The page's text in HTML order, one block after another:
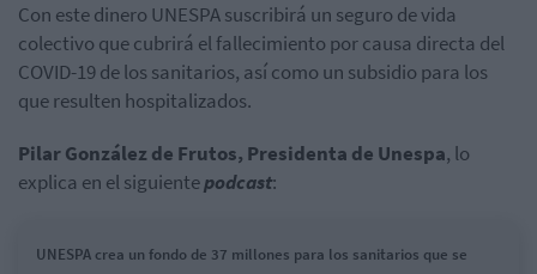
Con este dinero UNESPA suscribirá un seguro de vida
colectivo que cubrirá el fallecimiento por causa directa del
COVID-19 de los sanitarios, así como un subsidio para los
que resulten hospitalizados.
Pilar González de Frutos, Presidenta de Unespa, lo
explica en el siguientepodcast:
UNESPA crea un fondo de 37 millones para los sanitarios que se